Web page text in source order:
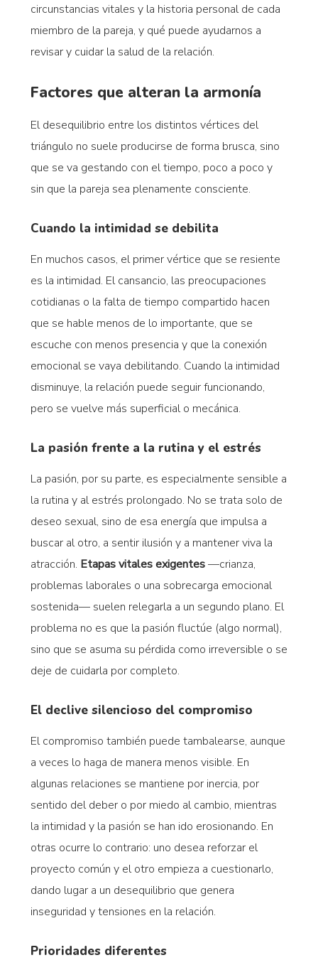
circunstancias vitales y la historia personal de cada
miembro de la pareja, y qué puede ayudarnos a
revisar y cuidar la salud de la relación.
Factores que alteran la armonía
El desequilibrio entre los distintos vértices del
triángulo no suele producirse de forma brusca, sino
que se va gestando con el tiempo, poco a poco y
sin que la pareja sea plenamente consciente.
Cuando la intimidad se debilita
En muchos casos, el primer vértice que se resiente
es la intimidad. El cansancio, las preocupaciones
cotidianas o la falta de tiempo compartido hacen
que se hable menos de lo importante, que se
escuche con menos presencia y que la conexión
emocional se vaya debilitando. Cuando la intimidad
disminuye, la relación puede seguir funcionando,
pero se vuelve más superficial o mecánica.
La pasión frente a la rutina y el estrés
La pasión, por su parte, es especialmente sensible a
la rutina y al estrés prolongado. No se trata solo de
deseo sexual, sino de esa energía que impulsa a
buscar al otro, a sentir ilusión y a mantener viva la
atracción. Etapas vitales exigentes—crianza,
problemas laborales o una sobrecarga emocional
sostenida— suelen relegarla a un segundo plano. El
problema no es que la pasión fluctúe (algo normal),
sino que se asuma su pérdida como irreversible o se
deje de cuidarla por completo.
El declive silencioso del compromiso
El compromiso también puede tambalearse, aunque
a veces lo haga de manera menos visible. En
algunas relaciones se mantiene por inercia, por
sentido del deber o por miedo al cambio, mientras
la intimidad y la pasión se han ido erosionando. En
otras ocurre lo contrario: uno desea reforzar el
proyecto común y el otro empieza a cuestionarlo,
dando lugar a un desequilibrio que genera
inseguridad y tensiones en la relación.
Prioridades diferentes